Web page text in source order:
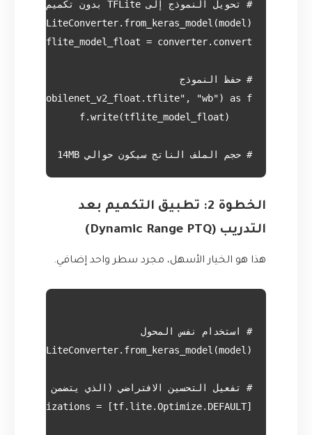
# حجم الملف الناتج سيكون حوالي 14MB
الخطوة 2: تطبيق التكميم بعد
التدريب (Dynamic Range PTQ)
هذا هو الخيار الأسهل، مجرد سطر واحد إضافي.